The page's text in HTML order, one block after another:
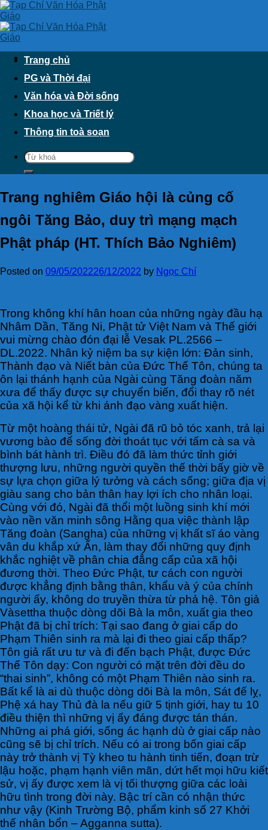
Skip
to
content
Trang chủ
PG và Thời đại
Văn hóa và Đời sống
Khoa học và Triết lý
Thông tin toà soạn
Trang nghiêm Giáo hội là củng cố
ngôi Tăng Bảo, duy trì mạng mạch
Phật pháp (HT. Thích Bảo Nghiêm)
Posted on 09/05/202226/12/2022 by Ngọc Chí
Trong không khí hân hoan của những ngày đầu hạ
Nhâm Dần, Tăng Ni, Phật tử Việt Nam và Thế giới
vui mừng chào đón đại lễ Vesak PL.2566 –
DL.2022. Nhân kỷ niệm ba sự kiện lớn: Đản sinh,
Thành đạo và Niết bàn của Đức Thế Tôn, chúng ta
ôn lại thánh hạnh của Ngài cùng Tăng đoàn năm
xưa để thấy được sự chuyển biến, đổi thay rõ nét
của xã hội kể từ khi ánh đạo vàng xuất hiện.
Từ một hoàng thái tử, Ngài đã rũ bỏ tóc xanh, trả lại
vương bào để sống đời thoát tục với tấm cà sa và
bình bát hành trì. Điều đó đã làm thức tỉnh giới
thượng lưu, những người quyền thế thời bấy giờ về
sự lựa chọn giữa lý tưởng và cách sống; giữa địa vị
giàu sang cho bản thân hay lợi ích cho nhân loại.
Cùng với đó, Ngài đã thổi một luồng sinh khí mới
vào nền văn minh sông Hằng qua việc thành lập
Tăng đoàn (Sangha) của những vị khất sĩ áo vàng
vân du khắp xứ Ấn, làm thay đổi những quy định
khắc nghiệt về phân chia đẳng cấp của xã hội
đương thời. Theo Đức Phật, tư cách con người
được khẳng định bằng thân, khẩu và ý của chính
người ấy, không do truyền thừa từ phả hệ. Tôn giả
Vàsettha thuộc dòng dõi Bà la môn, xuất gia theo
Phật đã bị chỉ trích: Tại sao đang ở giai cấp do
Phạm Thiên sinh ra mà lại đi theo giai cấp thấp?
Tôn giả rất ưu tư và đi đến bạch Phật, được Đức
Thế Tôn dạy: Con người có mặt trên đời đều do
“thai sinh”, không có một Phạm Thiên nào sinh ra.
Bất kể là ai dù thuộc dòng dõi Bà la môn, Sát đế lỵ,
Phệ xá hay Thủ đà la nếu giữ 5 tịnh giới, hay tu 10
điều thiện thì những vị ấy đáng được tán thán.
Những ai phá giới, sống ác hạnh dù ở giai cấp nào
cũng sẽ bị chỉ trích. Nếu có ai trong bốn giai cấp
này trở thành vị Tỳ kheo tu hành tinh tiến, đoạn trừ
lậu hoặc, phạm hạnh viên mãn, dứt hết mọi hữu kiết
sử, vị ấy được xem là vị tối thượng giữa các loài
hữu tình trong đời này. Bậc trí cần có nhận thức
như vậy (Kinh Trường Bộ, phẩm kinh số 27 Khởi
thế nhân bổn – Agganna sutta).